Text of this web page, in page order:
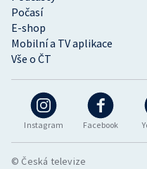
Instagram Facebook
Počasí
E-shop
Mobilní a TV aplikace
Vše o ČT
© Česká televize